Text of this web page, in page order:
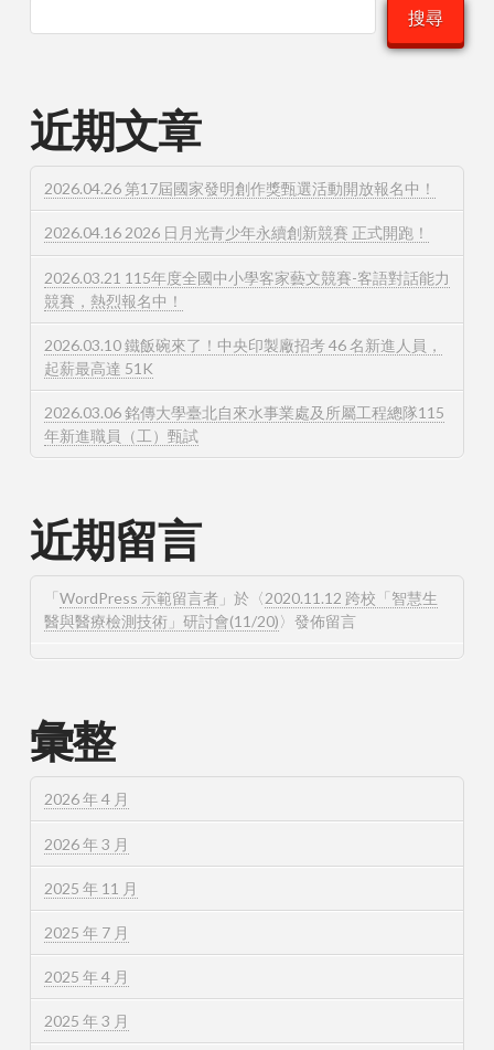
搜尋
近期文章
2026.04.26 第17屆國家發明創作獎甄選活動開放報名中！
2026.04.16 2026 日月光青少年永續創新競賽 正式開跑！
2026.03.21 115年度全國中小學客家藝文競賽-客語對話能力
競賽，熱烈報名中！
2026.03.10 鐵飯碗來了！中央印製廠招考 46 名新進人員，
起薪最高達 51K
2026.03.06 銘傳大學臺北自來水事業處及所屬工程總隊115
年新進職員（工）甄試
近期留言
「WordPress 示範留言者」於〈2020.11.12 跨校「智慧生
醫與醫療檢測技術」研討會(11/20)〉發佈留言
彙整
2026 年 4 月
2026 年 3 月
2025 年 11 月
2025 年 7 月
2025 年 4 月
2025 年 3 月